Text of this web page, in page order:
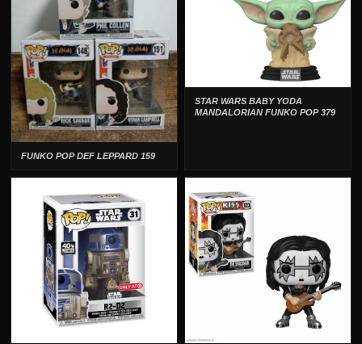
FUNKO POP DEF LEPPARD 159
STAR WARS BABY YODA
MANDALORIAN FUNKO POP 379